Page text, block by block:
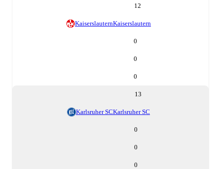
12
KaiserslauternKaiserslautern
0
0
0
13
Karlsruher SCKarlsruher SC
0
0
0